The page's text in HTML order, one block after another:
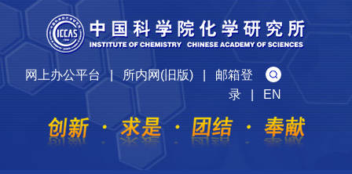
网上办公平台|所内网(旧版)| 邮箱登
录| EN